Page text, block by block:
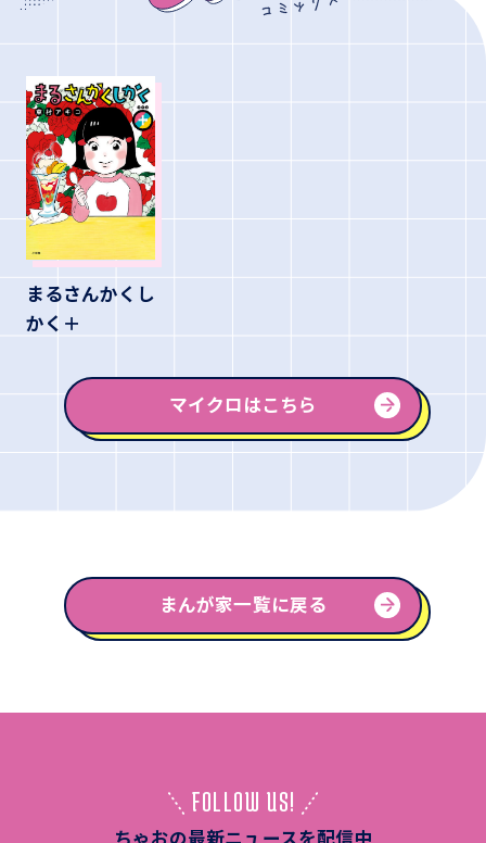
まるさんかくし
かく＋
マイクロはこちら
まんが家一覧に戻る
FOLLOW US!
ちゃおの最新ニュースを配信中